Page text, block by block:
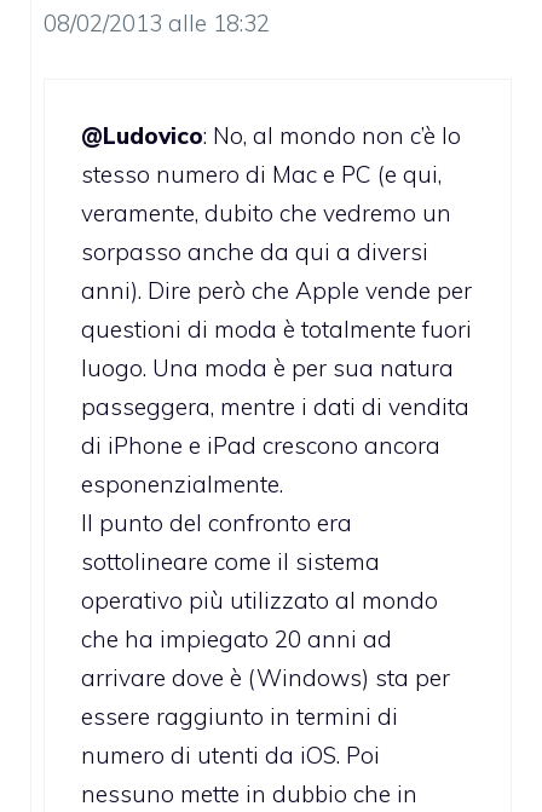
08/02/2013 alle 18:32
@Ludovico: No, al mondo non c’è lo
stesso numero di Mac e PC (e qui,
veramente, dubito che vedremo un
sorpasso anche da qui a diversi
anni). Dire però che Apple vende per
questioni di moda è totalmente fuori
luogo. Una moda è per sua natura
passeggera, mentre i dati di vendita
di iPhone e iPad crescono ancora
esponenzialmente.
Il punto del confronto era
sottolineare come il sistema
operativo più utilizzato al mondo
che ha impiegato 20 anni ad
arrivare dove è (Windows) sta per
essere raggiunto in termini di
numero di utenti da iOS. Poi
nessuno mette in dubbio che in